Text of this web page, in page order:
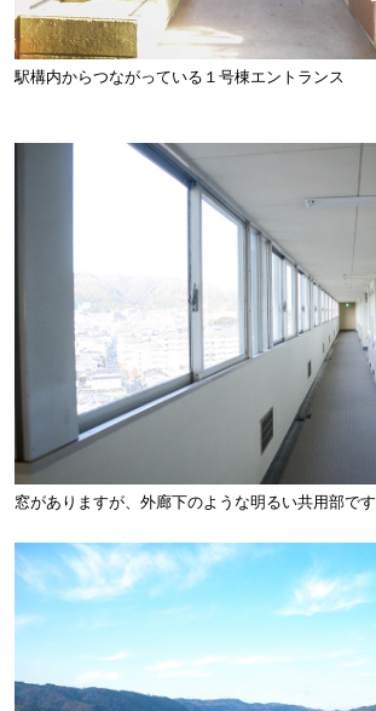
駅構内からつながっている１号棟エントランス
窓がありますが、外廊下のような明るい共用部です